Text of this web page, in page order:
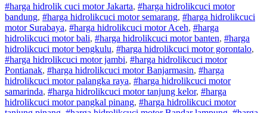
#harga hidrolik cuci motor Jakarta, #harga hidrolikcuci motor
bandung, #harga hidrolikcuci motorsemarang, #harga hidrolikcuci
motorSurabaya, #harga hidrolikcuci motorAceh, #harga
hidrolikcuci motorbali, #harga hidrolikcuci motorbanten, #harga
hidrolikcuci motorbengkulu, #harga hidrolikcuci motorgorontalo,
#harga hidrolikcuci motorjambi, #harga hidrolikcuci motor
Pontianak, #harga hidrolikcuci motorBanjarmasin, #harga
hidrolikcuci motorpalangka raya, #harga hidrolikcuci motor
samarinda, #harga hidrolikcuci motortanjung kelor, #harga
hidrolikcuci motorpangkal pinang, #harga hidrolikcuci motor